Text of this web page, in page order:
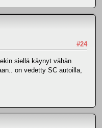
#24
siellä käynyt vähän
on vedetty SC autoilla,